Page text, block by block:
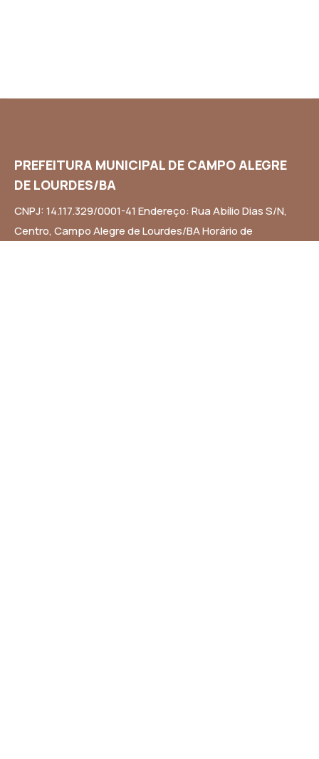
PREFEITURA MUNICIPAL DE CAMPO ALEGRE
DE LOURDES/BA
CNPJ: 14.117.329/0001-41 Endereço: Rua Abílio Dias S/N,
Centro, Campo Alegre de Lourdes/BA Horário de